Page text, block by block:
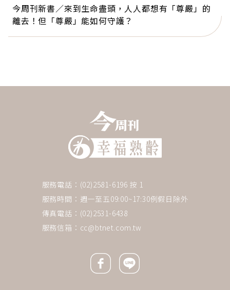
今周刊新書／來到生命盡頭，人人都想有「尊嚴」的
離去！但「尊嚴」能如何守護？
服務電話：(02)2581-6196 按 1
服務時間：週一至五09:00~17:30例假日除外
傳真電話：(02)2531-6438
服務信箱： cc@btnet.com.tw
Facebook icon
Line icon